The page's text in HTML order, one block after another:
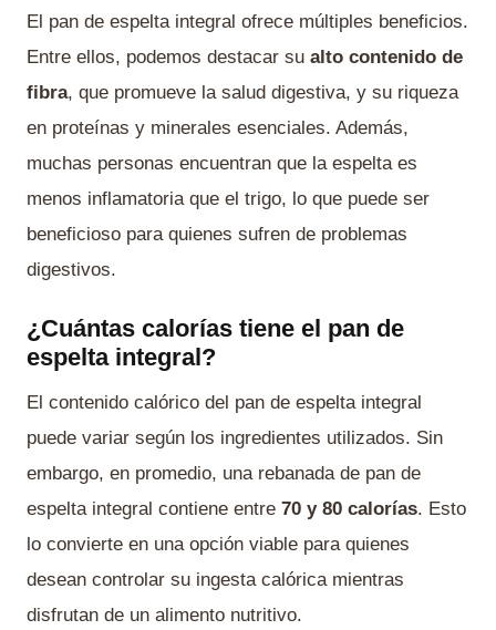
El pan de espelta integral ofrece múltiples beneficios.
Entre ellos, podemos destacar su alto contenido de
fibra, que promueve la salud digestiva, y su riqueza
en proteínas y minerales esenciales. Además,
muchas personas encuentran que la espelta es
menos inflamatoria que el trigo, lo que puede ser
beneficioso para quienes sufren de problemas
digestivos.
¿Cuántas calorías tiene el pan de
espelta integral?
El contenido calórico del pan de espelta integral
puede variar según los ingredientes utilizados. Sin
embargo, en promedio, una rebanada de pan de
espelta integral contiene entre 70 y 80 calorías. Esto
lo convierte en una opción viable para quienes
desean controlar su ingesta calórica mientras
disfrutan de un alimento nutritivo.